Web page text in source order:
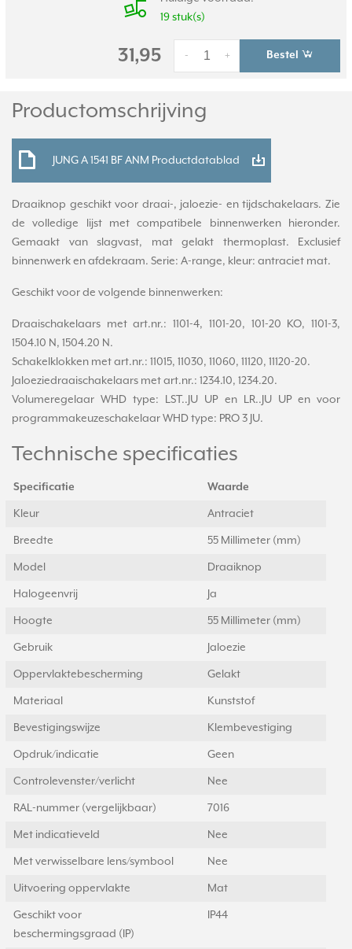
19 stuk(s)
31,95 +
- Bestel
Productomschrijving
JUNG A 1541 BF ANM Productdatablad
Draaiknop geschikt voor draai-, jaloezie- en tijdschakelaars. Zie
de volledige lijst met compatibele binnenwerken hieronder.
Gemaakt van slagvast, mat gelakt thermoplast. Exclusief
binnenwerk en afdekraam. Serie: A-range, kleur: antraciet mat.
Geschikt voor de volgende binnenwerken:
Draaischakelaars met art.nr.: 1101-4, 1101-20, 101-20 KO, 1101-3,
1504.10 N, 1504.20 N.
Schakelklokken met art.nr.: 11015, 11030, 11060, 11120, 11120-20.
Jaloeziedraaischakelaars met art.nr.: 1234.10, 1234.20.
Volumeregelaar WHD type: LST..JU UP en LR..JU UP en voor
programmakeuzeschakelaar WHD type: PRO 3 JU.
Technische specificaties
Specificatie Waarde
Kleur Antraciet
Breedte 55 Millimeter (mm)
Model Draaiknop
Halogeenvrij Ja
Hoogte 55 Millimeter (mm)
Gebruik Jaloezie
Oppervlaktebescherming Gelakt
Materiaal Kunststof
Bevestigingswijze Klembevestiging
Opdruk/indicatie Geen
Controlevenster/verlicht Nee
RAL-nummer (vergelijkbaar) 7016
Met indicatieveld Nee
Met verwisselbare lens/symbool Nee
Uitvoering oppervlakte Mat
Geschikt voor
beschermingsgraad (IP)
IP44